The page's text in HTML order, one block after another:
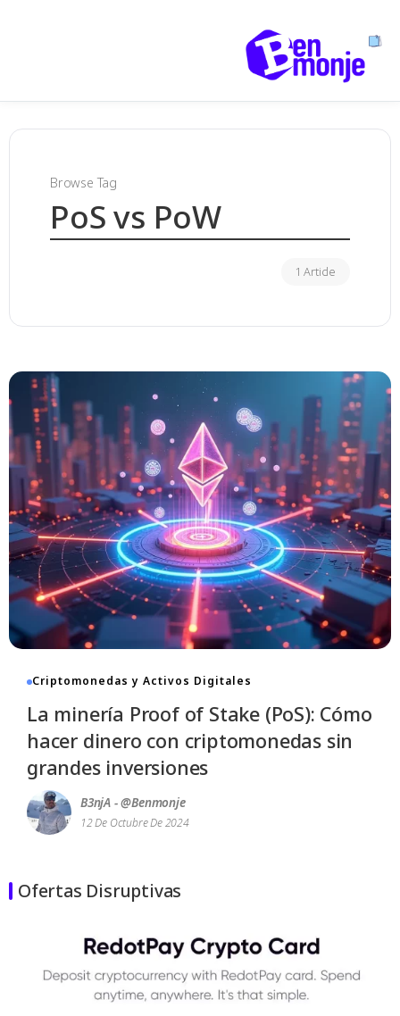
Browse Tag
PoS vs PoW
1 Article
Criptomonedas y Activos Digitales
La minería Proof of Stake (PoS): Cómo
hacer dinero con criptomonedas sin
grandes inversiones
B3njA - @benmonje
12 De Octubre De 2024
Ofertas Disruptivas